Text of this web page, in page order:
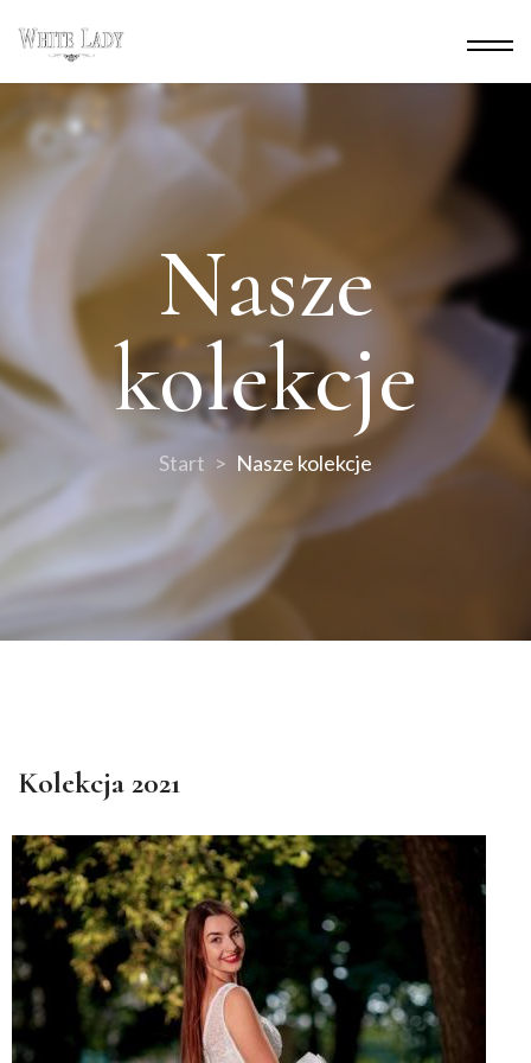
Nasze
kolekcje
Start Nasze kolekcje
Kolekcja 2021